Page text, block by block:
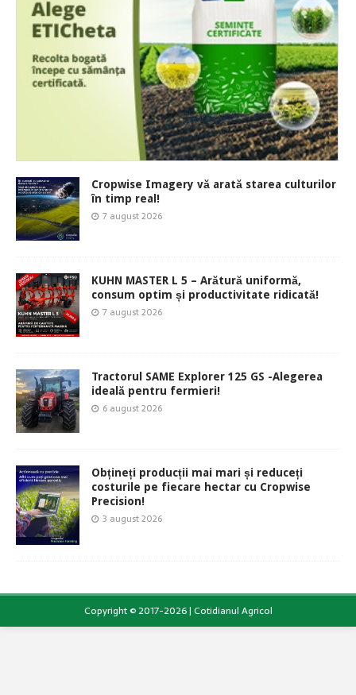
Cropwise Imagery vă arată starea culturilor
în timp real!
7 august 2026
KUHN MASTER L 5 – Arătură uniformă,
consum optim și productivitate ridicată!
7 august 2026
Tractorul SAME Explorer 125 GS -Alegerea
ideală pentru fermieri!
6 august 2026
Obțineți producții mai mari și reduceți
costurile pe fiecare hectar cu Cropwise
Precision!
3 august 2026
Copyright © 2017-2026 | Cotidianul Agricol